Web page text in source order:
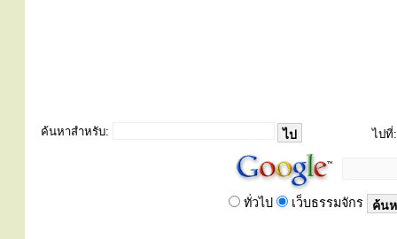
ค้นหาสำหรับ: ไปที่:
ทั่วไป เว็บธรรมจักร